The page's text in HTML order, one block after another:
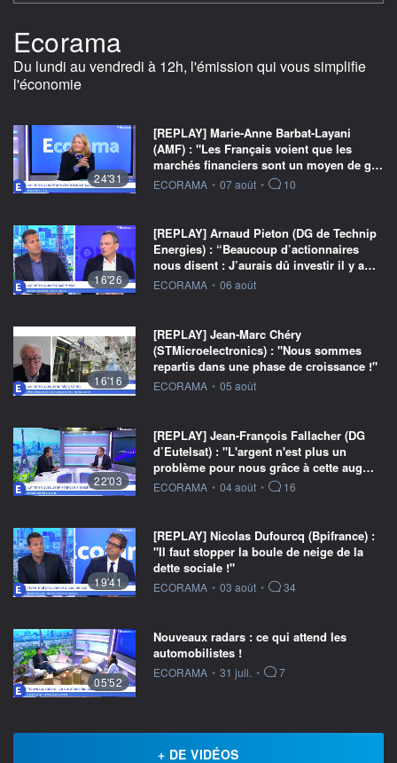
Ecorama
Du lundi au vendredi à 12h, l'émission qui vous simplifie
l'économie
24'31
[REPLAY] Marie-Anne Barbat-Layani
(AMF) : "Les Français voient que les
marchés financiers sont un moyen de g…
information fournie par
ECORAMA • 07 août • 10
16'26
[REPLAY] Arnaud Pieton (DG de Technip
Energies) : “Beaucoup d’actionnaires
nous disent : J’aurais dû investir il y a…
information fournie par
ECORAMA • 06 août
16'16
[REPLAY] Jean-Marc Chéry
(STMicroelectronics) : "Nous sommes
repartis dans une phase de croissance !"
information fournie par
ECORAMA • 05 août
22'03
[REPLAY] Jean-François Fallacher (DG
d’Eutelsat) : "L'argent n'est plus un
problème pour nous grâce à cette aug…
information fournie par
ECORAMA • 04 août • 16
19'41
[REPLAY] Nicolas Dufourcq (Bpifrance) :
"Il faut stopper la boule de neige de la
dette sociale !"
information fournie par
ECORAMA • 03 août • 34
05'52
Nouveaux radars : ce qui attend les
automobilistes !
information fournie par
ECORAMA • 31 juil. • 7
+ DE VIDÉOS